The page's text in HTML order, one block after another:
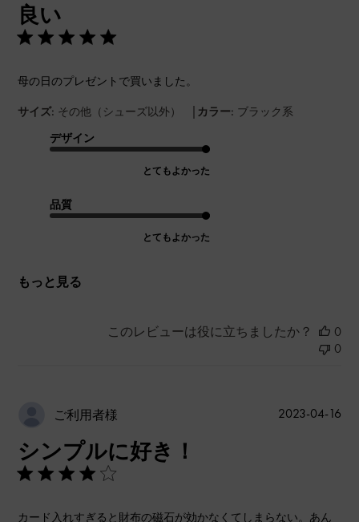
良い
母の日のプレゼントで買いました。
サイズ: その他（シューズ以外） | カラー: ブラック系
デザイン
とてもよかった
品質
とてもよかった
もっと見る
このレビューは役に立ちましたか？
0
0
ご利用者様
シンプルに好き！
カード入れすぎると財布の磁石が効かなくてしまらない。あん
公
2023-04-16